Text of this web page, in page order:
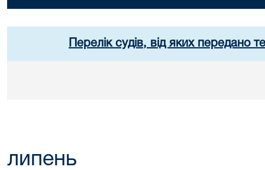
Перелік судів, від яких передано
липень